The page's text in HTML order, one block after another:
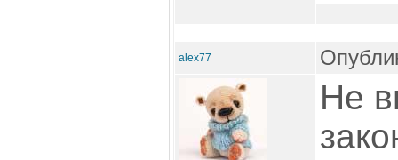
alex77
Не